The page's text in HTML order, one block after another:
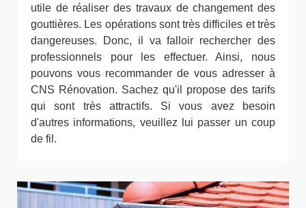
utile de réaliser des travaux de changement des
gouttières. Les opérations sont très difficiles et très
dangereuses. Donc, il va falloir rechercher des
professionnels pour les effectuer. Ainsi, nous
pouvons vous recommander de vous adresser à
CNS Rénovation. Sachez qu'il propose des tarifs
qui sont très attractifs. Si vous avez besoin
d'autres informations, veuillez lui passer un coup
de fil.